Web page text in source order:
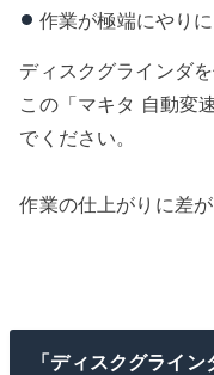
作業が極端にやり
ディスクグラインダを
この「マキタ 自動変
でください。
作業の仕上がりに差が
「ディスクグライン